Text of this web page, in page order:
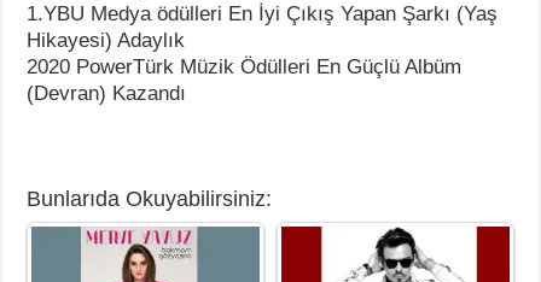
1.YBU Medya ödülleri En İyi Çıkış Yapan Şarkı (Yaş
Hikayesi) Adaylık
2020 PowerTürk Müzik Ödülleri En Güçlü Albüm
(Devran) Kazandı
Bunlarıda Okuyabilirsiniz: